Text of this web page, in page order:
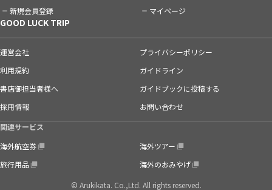
新規会員登録 マイページ
GOOD LUCK TRIP
運営会社
プライバシーポリシー
利用規約
ガイドライン
書店御担当者様へ
ガイドブックに投稿する
採用情報
お問い合わせ
関連サービス
海外航空券
海外ツアー
旅行用品
海外のおみやげ
© Arukikata. Co.,Ltd. All rights reserved.